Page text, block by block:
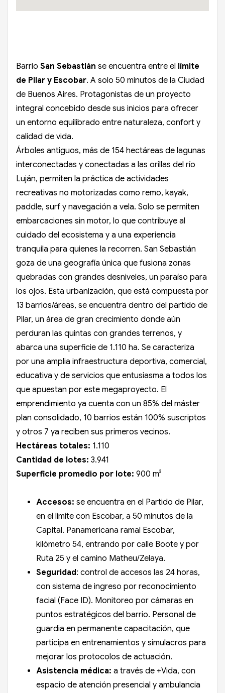
Barrio San Sebastián se encuentra entre el límite
de Pilar y Escobar. A solo 50 minutos de la Ciudad
de Buenos Aires. Protagonistas de un proyecto
integral concebido desde sus inicios para ofrecer
un entorno equilibrado entre naturaleza, confort y
calidad de vida.
Árboles antiguos, más de 154 hectáreas de lagunas
interconectadas y conectadas a las orillas del río
Luján, permiten la práctica de actividades
recreativas no motorizadas como remo, kayak,
paddle, surf y navegación a vela. Solo se permiten
embarcaciones sin motor, lo que contribuye al
cuidado del ecosistema y a una experiencia
tranquila para quienes la recorren. San Sebastián
goza de una geografía única que fusiona zonas
quebradas con grandes desniveles, un paraíso para
los ojos. Esta urbanización, que está compuesta por
13 barrios/áreas, se encuentra dentro del partido de
Pilar, un área de gran crecimiento donde aún
perduran las quintas con grandes terrenos, y
abarca una superficie de 1.110 ha. Se caracteriza
por una amplia infraestructura deportiva, comercial,
educativa y de servicios que entusiasma a todos los
que apuestan por este megaproyecto. El
emprendimiento ya cuenta con un 85% del máster
plan consolidado, 10 barrios están 100% suscriptos
y otros 7 ya reciben sus primeros vecinos.
Hectáreas totales: 1.110
Cantidad de lotes: 3.941
Superficie promedio por lote: 900 m²
Accesos: se encuentra en el Partido de Pilar,
en el límite con Escobar, a 50 minutos de la
Capital. Panamericana ramal Escobar,
kilómetro 54, entrando por calle Boote y por
Ruta 25 y el camino Matheu/Zelaya.
Seguridad: control de accesos las 24 horas,
con sistema de ingreso por reconocimiento
facial (Face ID). Monitoreo por cámaras en
puntos estratégicos del barrio. Personal de
guardia en permanente capacitación, que
participa en entrenamientos y simulacros para
mejorar los protocolos de actuación.
Asistencia médica: a través de +Vida, con
espacio de atención presencial y ambulancia